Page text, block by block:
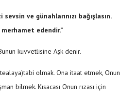
ve günahlarınızı bağışlasın.
merhamet edendir.”
kuvvetlisine Aşk denir.
olmak. Ona itaat etmek, Onun
bilmek. Kısacası Onun rızası için